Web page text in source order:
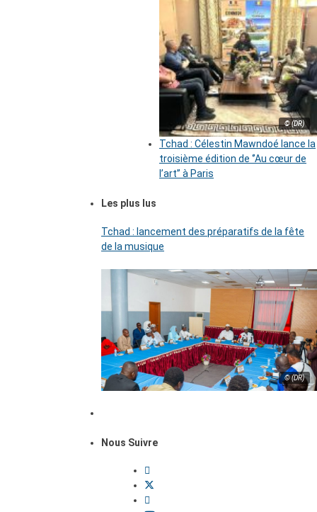
© (DR)
Tchad : Célestin Mawndoé lance la
troisième édition de ‘’Au cœur de
l’art’’ à Paris
Les plus lus
Tchad : lancement des préparatifs de la fête
de la musique
© (DR)
Nous Suivre